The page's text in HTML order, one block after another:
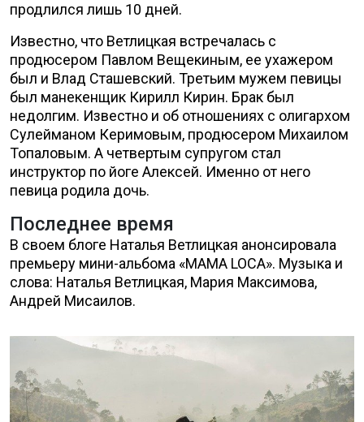
продлился лишь 10 дней.
Известно, что Ветлицкая встречалась с
продюсером Павлом Вещекиным, ее ухажером
был и Влад Сташевский. Третьим мужем певицы
был манекенщик Кирилл Кирин. Брак был
недолгим. Известно и об отношениях с олигархом
Сулейманом Керимовым, продюсером Михаилом
Топаловым. А четвертым супругом стал
инструктор по йоге Алексей. Именно от него
певица родила дочь.
Последнее время
В своем блоге Наталья Ветлицкая анонсировала
премьеру мини-альбома «MAMA LOCA». Музыка и
слова: Наталья Ветлицкая, Мария Максимова,
Андрей Мисаилов.